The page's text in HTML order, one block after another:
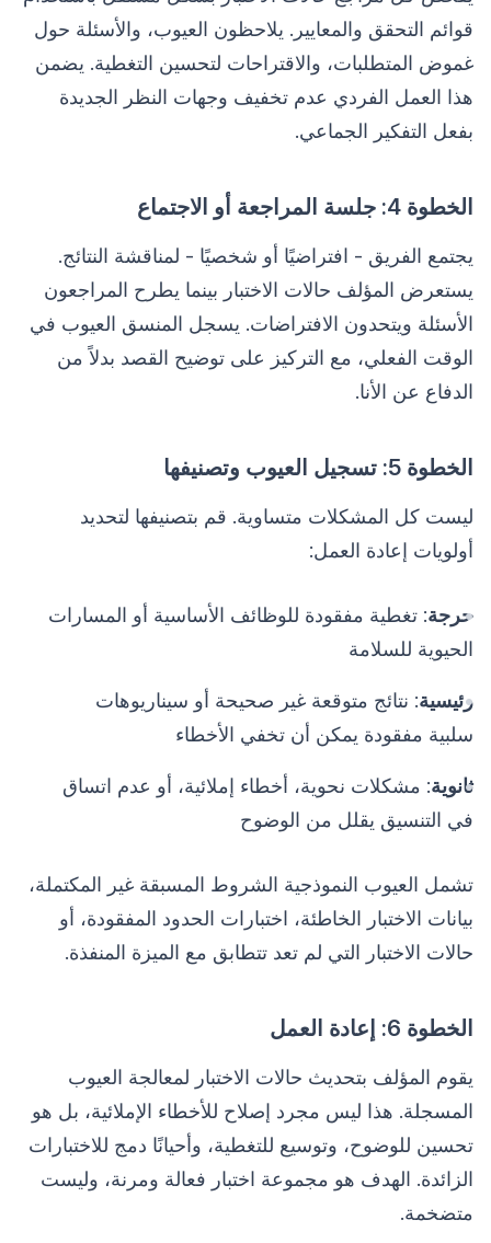
قوائم التحقق والمعايير. يلاحظون العيوب، والأسئلة حول
غموض المتطلبات، والاقتراحات لتحسين التغطية. يضمن
هذا العمل الفردي عدم تخفيف وجهات النظر الجديدة
بفعل التفكير الجماعي.
الخطوة 4: جلسة المراجعة أو الاجتماع
يجتمع الفريق - افتراضيًا أو شخصيًا - لمناقشة النتائج.
يستعرض المؤلف حالات الاختبار بينما يطرح المراجعون
الأسئلة ويتحدون الافتراضات. يسجل المنسق العيوب في
الوقت الفعلي، مع التركيز على توضيح القصد بدلاً من
الدفاع عن الأنا.
الخطوة 5: تسجيل العيوب وتصنيفها
ليست كل المشكلات متساوية. قم بتصنيفها لتحديد
أولويات إعادة العمل:
حرجة: تغطية مفقودة للوظائف الأساسية أو المسارات
الحيوية للسلامة
رئيسية: نتائج متوقعة غير صحيحة أو سيناريوهات
سلبية مفقودة يمكن أن تخفي الأخطاء
ثانوية: مشكلات نحوية، أخطاء إملائية، أو عدم اتساق
في التنسيق يقلل من الوضوح
تشمل العيوب النموذجية الشروط المسبقة غير المكتملة،
بيانات الاختبار الخاطئة، اختبارات الحدود المفقودة، أو
حالات الاختبار التي لم تعد تتطابق مع الميزة المنفذة.
الخطوة 6: إعادة العمل
يقوم المؤلف بتحديث حالات الاختبار لمعالجة العيوب
المسجلة. هذا ليس مجرد إصلاح للأخطاء الإملائية، بل هو
تحسين للوضوح، وتوسيع للتغطية، وأحيانًا دمج للاختبارات
الزائدة. الهدف هو مجموعة اختبار فعالة ومرنة، وليست
متضخمة.